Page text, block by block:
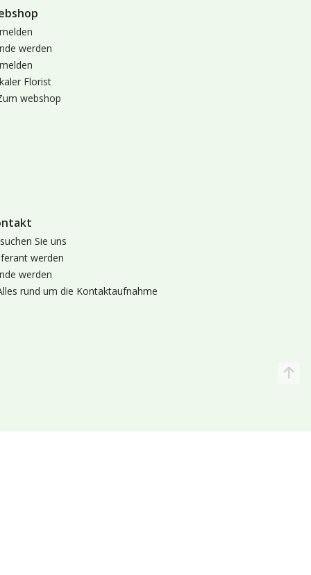
werden
Florist
webshop
Sie uns
werden
werden
rund um die Kontaktaufnahme